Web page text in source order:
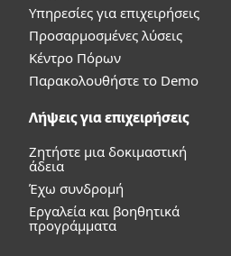
Υπηρεσίες για επιχειρήσεις
Προσαρμοσμένες λύσεις
Κέντρο Πόρων
Παρακολουθήστε το Demo
Λήψεις για επιχειρήσεις
Ζητήστε μια δοκιμαστική
άδεια
Έχω συνδρομή
Εργαλεία και βοηθητικά
προγράμματα